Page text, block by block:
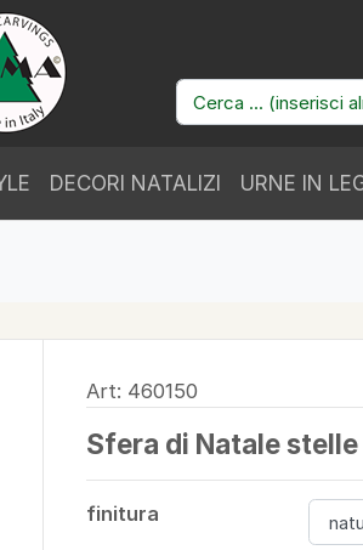
DECORI NATALIZI URNE IN
Art: 460150
Sfera di Natale
finitura